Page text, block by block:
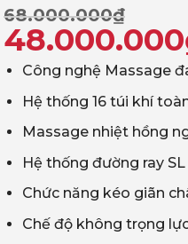
68.000.000₫
Giá
gốc
là:
48.000.000
Giá
hiện
tại
là:
Công nghệ Massage
Hệ thống 16 túi khí
Massage nhiệt hồng
Hệ thống đường ray
Chức năng kéo giãn
Chế độ không trọng